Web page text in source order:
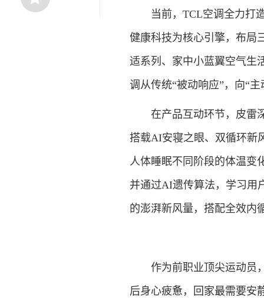
当前，TCL空调全力打造
健康科技为核心引擎，布局
适系列、家中小蓝翼空气生
调从传统“被动响应”，向“
在产品互动环节，皮雷深
搭载AI安寝之眼、双循环新
人体睡眠不同阶段的体温变
并通过AI遗传算法，学习用
的澎湃新风量，搭配全效内
作为前职业顶尖运动员，
后身心疲惫，回家最需要安